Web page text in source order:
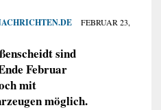
FEBRUAR 23,
sind
Februar
mit
möglich.